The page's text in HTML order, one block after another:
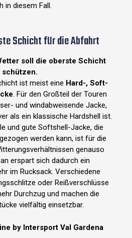
in diesem Fall.
Schicht für die Abfahrt
soll die oberste Schicht
schützen.
ist meist eine Hard-, Soft-
. Für den Großteil der Touren
und windabweisende Jacke,
als ein klassische Hardshell ist.
und gute Softshell-Jacke, die
werden kann, ist für die
genauso
erspart sich dadurch ein
im Rucksack. Verschiedene
oder Reißverschlüsse
Durchzug und machen die
vielfältig einsetzbar.
by Intersport Val Gardena